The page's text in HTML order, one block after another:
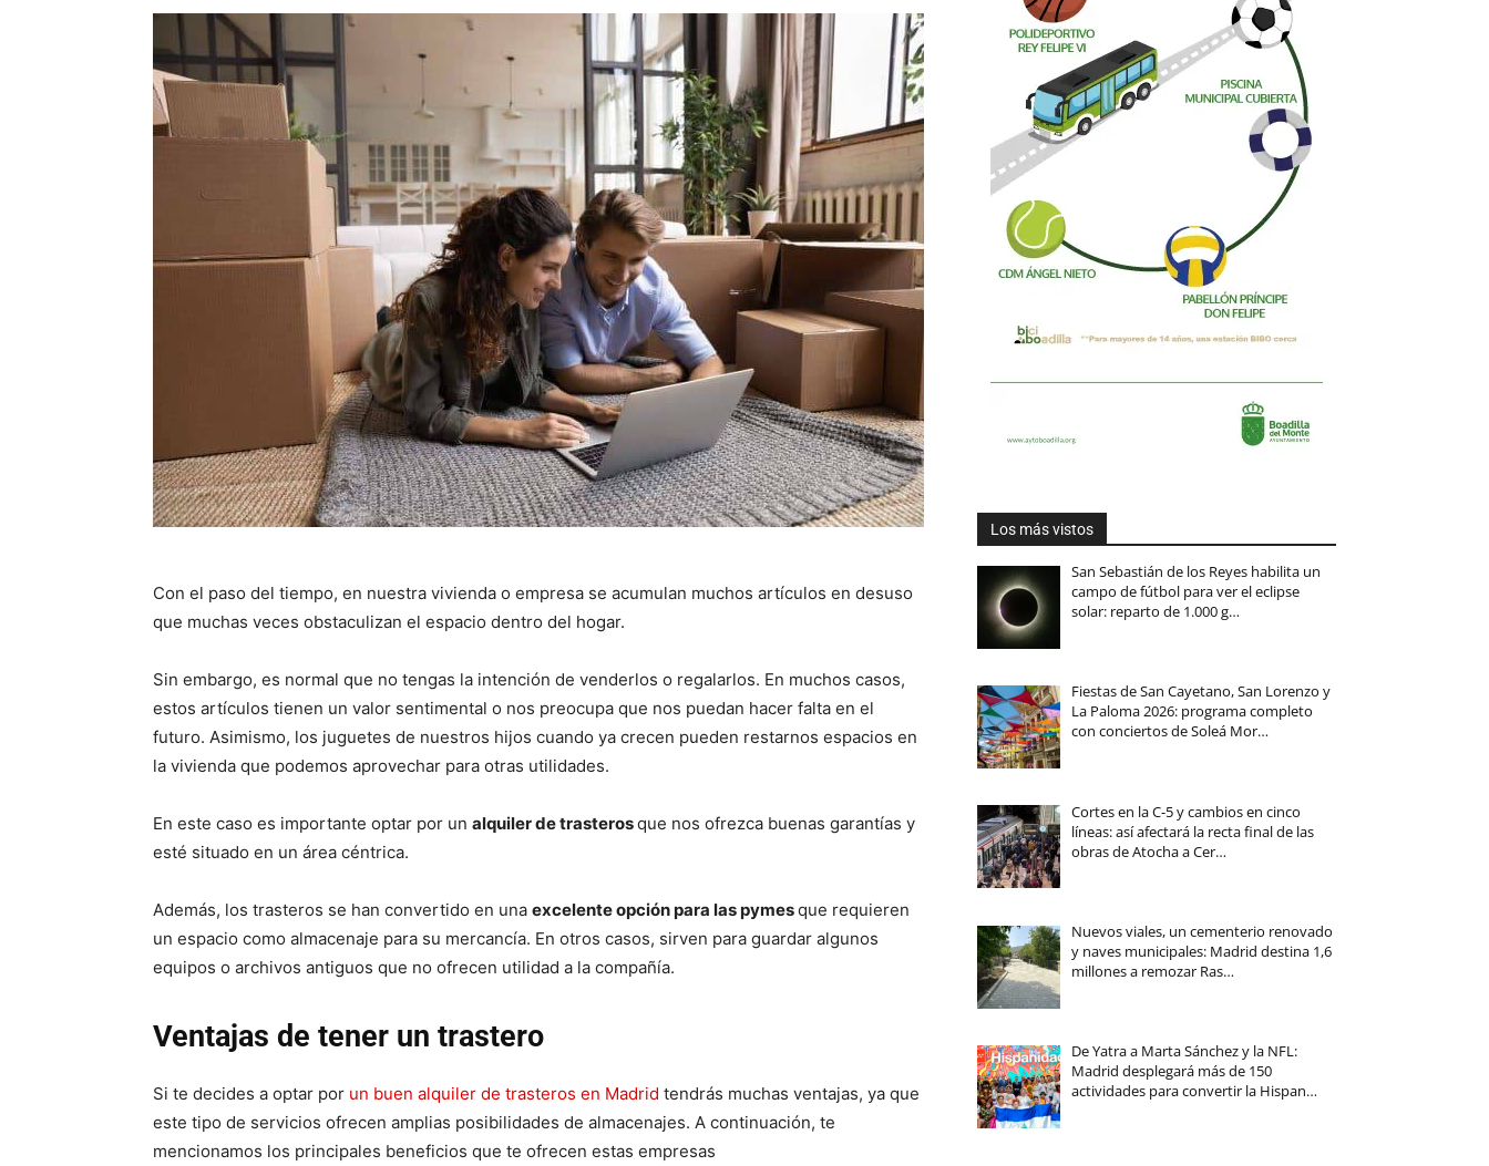
Con el paso del tiempo, en nuestra vivienda o empresa se acumulan muchos artículos en desuso
que muchas veces obstaculizan el espacio dentro del hogar.
Sin embargo, es normal que no tengas la intención de venderlos o regalarlos. En muchos casos,
estos artículos tienen un valor sentimental o nos preocupa que nos puedan hacer falta en el
futuro. Asimismo, los juguetes de nuestros hijos cuando ya crecen pueden restarnos espacios en
la vivienda que podemos aprovechar para otras utilidades.
En este caso es importante optar por un alquiler de trasterosque nos ofrezca buenas garantías y
esté situado en un área céntrica.
Además, los trasteros se han convertido en una excelente opción para las pymesque requieren
un espacio como almacenaje para su mercancía. En otros casos, sirven para guardar algunos
equipos o archivos antiguos que no ofrecen utilidad a la compañía.
Ventajas de tener un trastero
Si te decides a optar por un buen alquiler de trasteros en Madrid tendrás muchas ventajas, ya que
este tipo de servicios ofrecen amplias posibilidades de almacenajes. A continuación, te
mencionamos los principales beneficios que te ofrecen estas empresas
Los más vistos
San Sebastián de los Reyes habilita un
campo de fútbol para ver el eclipse
solar: reparto de 1.000 g…
Fiestas de San Cayetano, San Lorenzo y
La Paloma 2026: programa completo
con conciertos de Soleá Mor…
Cortes en la C-5 y cambios en cinco
líneas: así afectará la recta final de las
obras de Atocha a Cer…
Nuevos viales, un cementerio renovado
y naves municipales: Madrid destina 1,6
millones a remozar Ras…
De Yatra a Marta Sánchez y la NFL:
Madrid desplegará más de 150
actividades para convertir la Hispan…